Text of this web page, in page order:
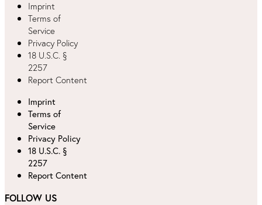
Imprint
Terms of
Service
Privacy Policy
18 U.S.C. §
2257
Report Content
Imprint
Terms of
Service
Privacy Policy
18 U.S.C. §
2257
Report Content
FOLLOW US